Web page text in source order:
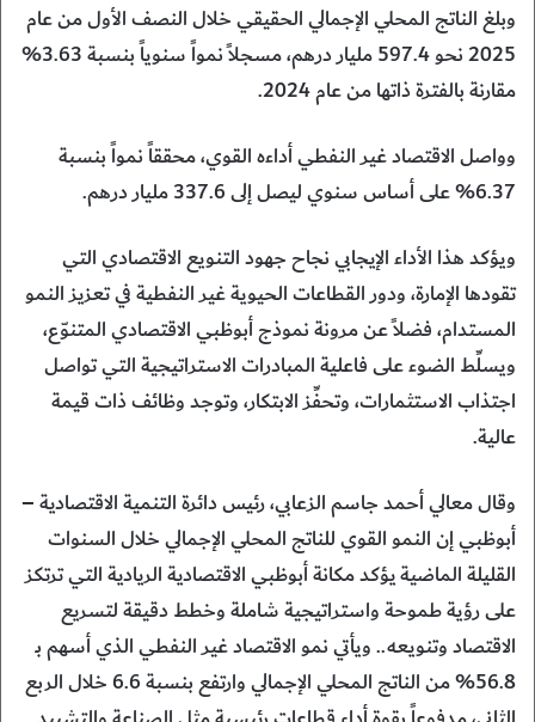
وبلغ الناتج المحلي الإجمالي الحقيقي خلال النصف الأول من عام
2025 نحو 597.4 مليار درهم، مسجلاً نمواً سنوياً بنسبة 3.63%
مقارنة بالفترة ذاتها من عام 2024.
وواصل الاقتصاد غير النفطي أداءه القوي، محققاً نمواً بنسبة
6.37% على أساس سنوي ليصل إلى 337.6 مليار درهم.
ويؤكد هذا الأداء الإيجابي نجاح جهود التنويع الاقتصادي التي
تقودها الإمارة، ودور القطاعات الحيوية غير النفطية في تعزيز النمو
المستدام، فضلاً عن مرونة نموذج أبوظبي الاقتصادي المتنوّع،
ويسلِّط الضوء على فاعلية المبادرات الاستراتيجية التي تواصل
اجتذاب الاستثمارات، وتحفِّز الابتكار، وتوجد وظائف ذات قيمة
عالية.
وقال معالي أحمد جاسم الزعابي، رئيس دائرة التنمية الاقتصادية –
أبوظبي إن النمو القوي للناتج المحلي الإجمالي خلال السنوات
القليلة الماضية يؤكد مكانة أبوظبي الاقتصادية الريادية التي ترتكز
على رؤية طموحة واستراتيجية شاملة وخطط دقيقة لتسريع
الاقتصاد وتنويعه.. ويأتي نمو الاقتصاد غير النفطي الذي أسهم بـ
56.8% من الناتج المحلي الإجمالي وارتفع بنسبة 6.6 خلال الربع